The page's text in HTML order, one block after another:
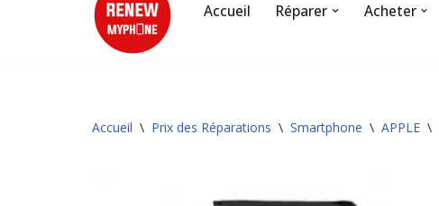
Accueil Réparer Acheter
Accueil \ Prix des Réparations \ Smartphone \ APPLE \